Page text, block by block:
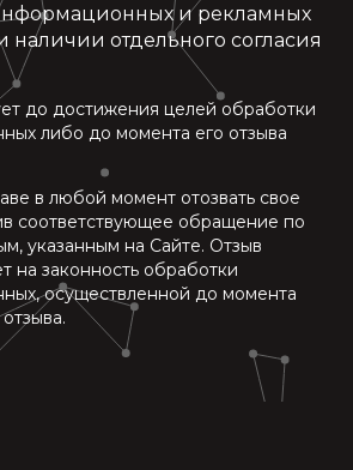
и рекламных
отдельного согласия
до достижения целей обработки
либо до момента его отзыва
в любой момент отозвать свое
соответствующее обращение по
указанным на Сайте. Отзыв
на законность обработки
осуществленной до момента